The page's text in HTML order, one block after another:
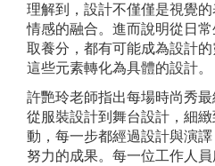
理解到，設計不僅僅是視覺
情感的融合。進而說明從日
取養分，都有可能成為設計
這些元素轉化為具體的設計。
許艷玲老師指出每場時尚秀
從服裝設計到舞台設計，細
動，每一步都經過設計與演
努力的成果。每一位工作人